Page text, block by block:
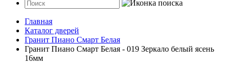
Главная
Каталог дверей
Гранит Пиано Смарт Белая
Гранит Пиано Смарт Белая - 019 Зеркало белый ясень
16мм